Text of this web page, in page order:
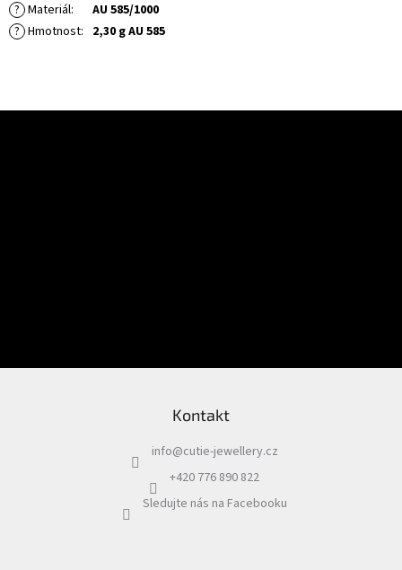
? Materiál:
AU 585/1000
? Hmotnost: 2,30 g AU 585
Kontakt
info@cutie-jewellery.cz
+420 776 890 822
Sledujte nás na Facebooku